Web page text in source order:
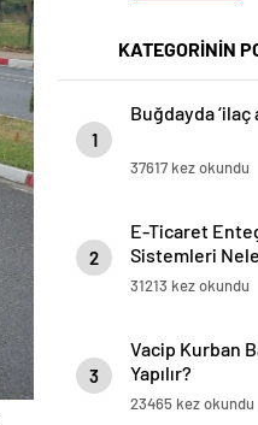
KATEGORİNİN
1
Buğdayda ‘ilaç
37617 kez okundu
2
E-Ticaret
Sistemleri
Yapılır?
31213 kez okundu
3
Vacip Kurban
Yapılır?
23465 kez okundu